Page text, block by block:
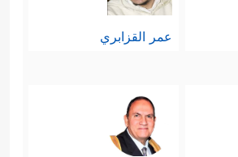
عمر القزابري